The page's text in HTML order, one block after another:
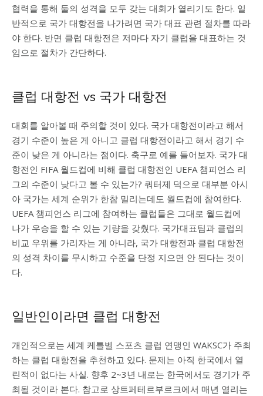
협력을 통해 둘의 성격을 모두 갖는 대회가 열리기도 한다. 일
반적으로 국가 대항전을 나가려면 국가 대표 관련 절차를 따라
야 한다. 반면 클럽 대항전은 저마다 자기 클럽을 대표하는 것
임으로 절차가 간단하다.
클럽 대항전 vs 국가 대항전
대회를 알아볼 때 주의할 것이 있다. 국가 대항전이라고 해서
경기 수준이 높은 게 아니고 클럽 대항전이라고 해서 경기 수
준이 낮은 게 아니라는 점이다. 축구로 예를 들어보자. 국가 대
항전인 FIFA 월드컵에 비해 클럽 대항전인 UEFA 챔피언스 리
그의 수준이 낮다고 볼 수 있는가? 쿼터제 덕으로 대부분 아시
아 국가는 세계 순위가 한참 밀리는데도 월드컵에 참여한다.
UEFA 챔피언스 리그에 참여하는 클럽들은 그대로 월드컵에
나가 우승을 할 수 있는 기량을 갖췄다. 국가대표팀과 클럽의
비교 우위를 가리자는 게 아니라, 국가 대항전과 클럽 대항전
의 성격 차이를 무시하고 수준을 단정 지으면 안 된다는 것이
다.
일반인이라면 클럽 대항전
개인적으로는 세계 케틀벨 스포츠 클럽 연맹인 WAKSC가 주최
하는 클럽 대항전을 추천하고 있다. 문제는 아직 한국에서 열
린적이 없다는 사실. 향후 2~3년 내로는 한국에서도 경기가 주
최될 것이라 본다. 참고로 상트페테르부르크에서 매년 열리는